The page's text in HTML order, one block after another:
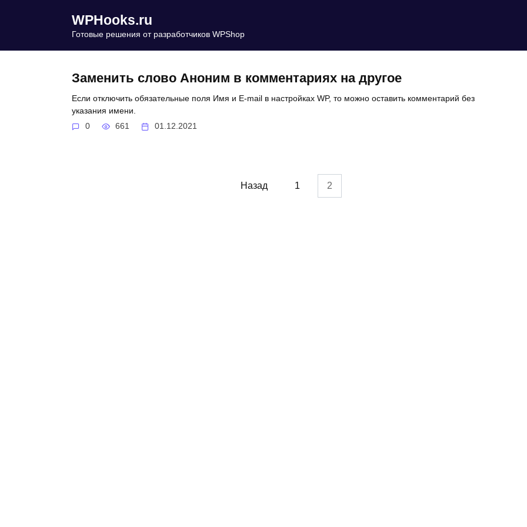
WPHooks.ru
Готовые решения от разработчиков WPShop
Заменить слово Аноним в комментариях на другое
Если отключить обязательные поля Имя и E-mail в настройках WP, то можно оставить комментарий без
указания имени.
0 661 01.12.2021
Назад 1 2